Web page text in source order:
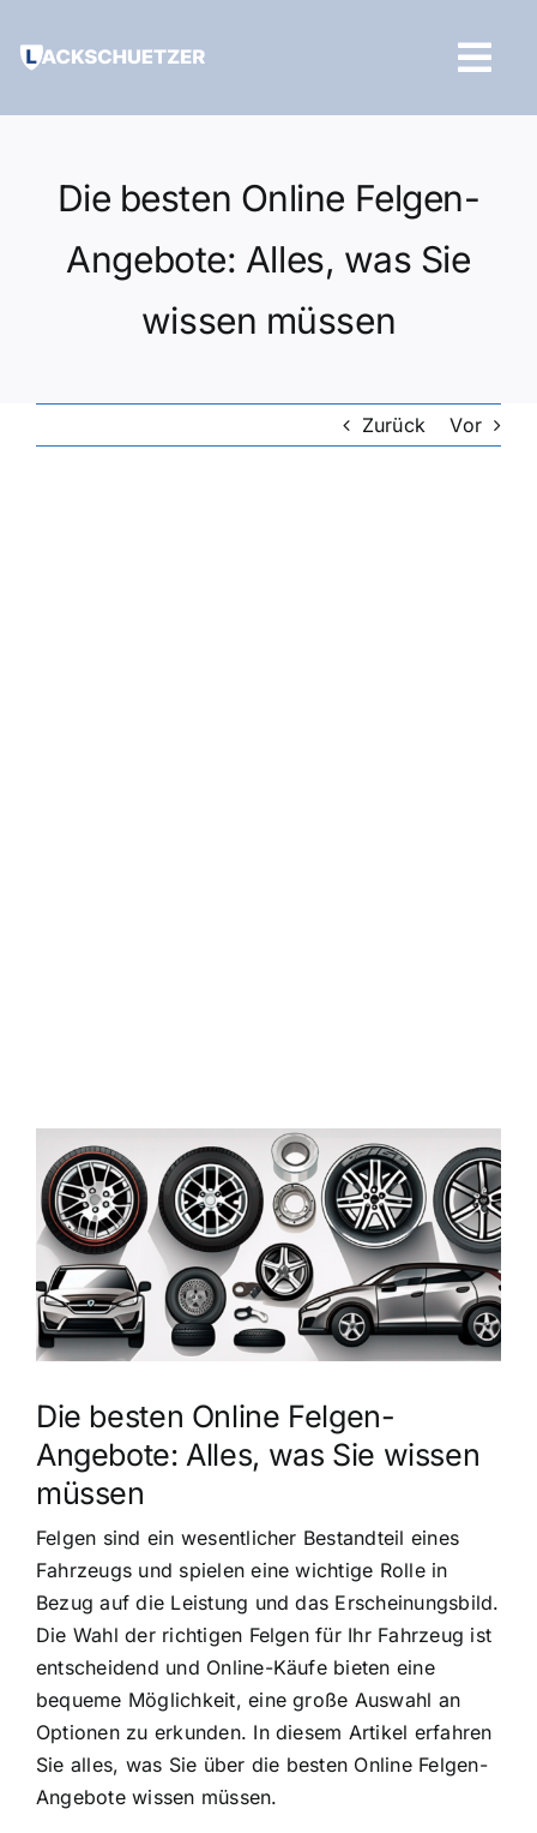
Inhalt
Die besten Online Felgen-
Angebote: Alles, was Sie
wissen müssen
Zurück Vor
Zeige
grösseres
Bild
Die besten Online Felgen-
Angebote: Alles, was Sie wissen
müssen
Felgen sind ein wesentlicher Bestandteil eines
Fahrzeugs und spielen eine wichtige Rolle in
Bezug auf die Leistung und das Erscheinungsbild.
Die Wahl der richtigen Felgen für Ihr Fahrzeug ist
entscheidend und Online-Käufe bieten eine
bequeme Möglichkeit, eine große Auswahl an
Optionen zu erkunden. In diesem Artikel erfahren
Sie alles, was Sie über die besten Online Felgen-
Angebote wissen müssen.